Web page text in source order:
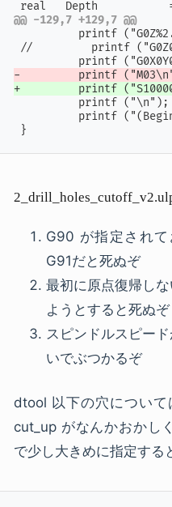
@@ -129,7 +129,7 @@
printf
//         printf
-         printf
+         printf ("S10000
          printf ("\n");
printf
}
G90 が指定され
G91だと死ぬぞ
最初に原点復帰し
ようとすると死ぬぞ
スピンドルスピー
いでぶつかるぞ
dtool 以下の穴について
cut_up がなんかおかし
で少し大きめに指定す